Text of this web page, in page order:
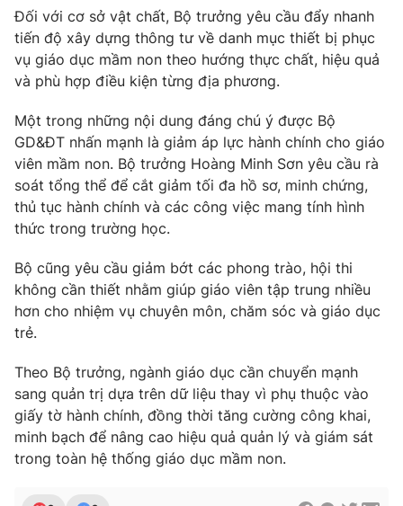
Đối với cơ sở vật chất, Bộ trưởng yêu cầu đẩy nhanh
tiến độ xây dựng thông tư về danh mục thiết bị phục
vụ giáo dục mầm non theo hướng thực chất, hiệu quả
và phù hợp điều kiện từng địa phương.
Một trong những nội dung đáng chú ý được Bộ
GD&ĐT nhấn mạnh là giảm áp lực hành chính cho giáo
viên mầm non. Bộ trưởng Hoàng Minh Sơn yêu cầu rà
soát tổng thể để cắt giảm tối đa hồ sơ, minh chứng,
thủ tục hành chính và các công việc mang tính hình
thức trong trường học.
Bộ cũng yêu cầu giảm bớt các phong trào, hội thi
không cần thiết nhằm giúp giáo viên tập trung nhiều
hơn cho nhiệm vụ chuyên môn, chăm sóc và giáo dục
trẻ.
Theo Bộ trưởng, ngành giáo dục cần chuyển mạnh
sang quản trị dựa trên dữ liệu thay vì phụ thuộc vào
giấy tờ hành chính, đồng thời tăng cường công khai,
minh bạch để nâng cao hiệu quả quản lý và giám sát
trong toàn hệ thống giáo dục mầm non.